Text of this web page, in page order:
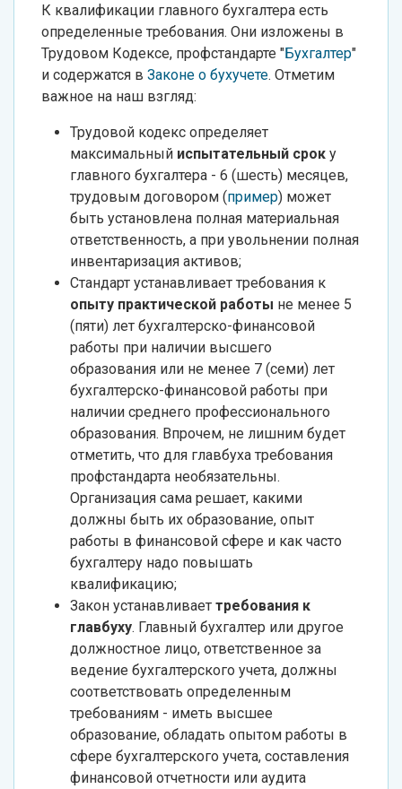
К квалификации главного бухгалтера есть
определенные требования. Они изложены в
Трудовом Кодексе, профстандарте "Бухгалтер"
и содержатся в Законе о бухучете. Отметим
важное на наш взгляд:
Трудовой кодекс определяет
максимальный испытательный срок у
главного бухгалтера - 6 (шесть) месяцев,
трудовым договором (пример) может
быть установлена полная материальная
ответственность, а при увольнении полная
инвентаризация активов;
Стандарт устанавливает требования к
опыту практической работы не менее 5
(пяти) лет бухгалтерско-финансовой
работы при наличии высшего
образования или не менее 7 (семи) лет
бухгалтерско-финансовой работы при
наличии среднего профессионального
образования. Впрочем, не лишним будет
отметить, что для главбуха требования
профстандарта необязательны.
Организация сама решает, какими
должны быть их образование, опыт
работы в финансовой сфере и как часто
бухгалтеру надо повышать
квалификацию;
Закон устанавливает требования к
главбуху. Главный бухгалтер или другое
должностное лицо, ответственное за
ведение бухгалтерского учета, должны
соответствовать определенным
требованиям - иметь высшее
образование, обладать опытом работы в
сфере бухгалтерского учета, составления
финансовой отчетности или аудита